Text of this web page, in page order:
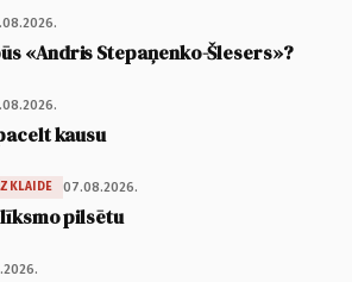
«Andris Stepaņenko-Šlesers»?
kausu
07.08.2026.
pilsētu